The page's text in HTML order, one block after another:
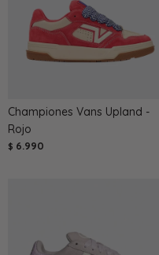
Championes Vans Upland -
Rojo
$ 6.990